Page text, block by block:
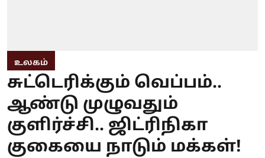
உலகம்
சுட்டெரிக்கும் வெப்பம்..
ஆண்டு முழுவதும்
குளிர்ச்சி.. ஜிட்ரிநிகா
குகையை நாடும் மக்கள்!